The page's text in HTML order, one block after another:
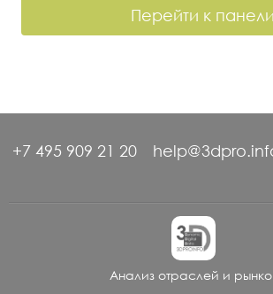
Перейти к панели
+7 495 909 21 20
Анализ отраслей и